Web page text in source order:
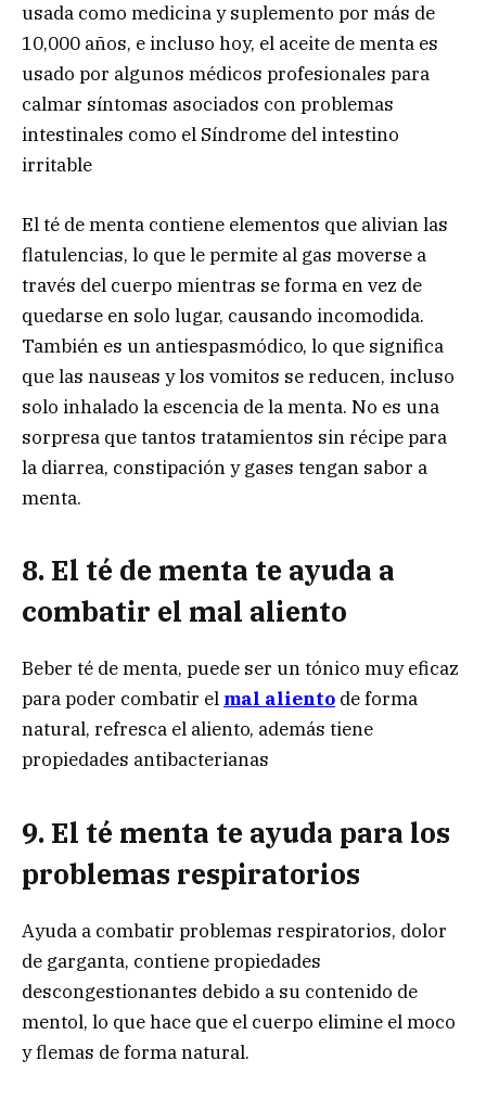
usada como medicina y suplemento por más de
10,000 años, e incluso hoy, el aceite de menta es
usado por algunos médicos profesionales para
calmar síntomas asociados con problemas
intestinales como el Síndrome del intestino
irritable
El té de menta contiene elementos que alivian las
flatulencias, lo que le permite al gas moverse a
través del cuerpo mientras se forma en vez de
quedarse en solo lugar, causando incomodida.
También es un antiespasmódico, lo que significa
que las nauseas y los vomitos se reducen, incluso
solo inhalado la escencia de la menta. No es una
sorpresa que tantos tratamientos sin récipe para
la diarrea, constipación y gases tengan sabor a
menta.
8. El té de menta te ayuda a
combatir el mal aliento
Beber té de menta, puede ser un tónico muy eficaz
para poder combatir el mal aliento de forma
natural, refresca el aliento, además tiene
propiedades antibacterianas
9. El té menta te ayuda para los
problemas respiratorios
Ayuda a combatir problemas respiratorios, dolor
de garganta, contiene propiedades
descongestionantes debido a su contenido de
mentol, lo que hace que el cuerpo elimine el moco
y flemas de forma natural.